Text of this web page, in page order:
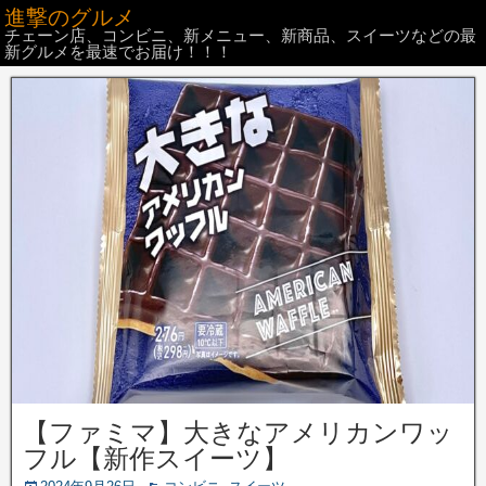
進撃のグルメ
チェーン店、コンビニ、新メニュー、新商品、スイーツなどの最
新グルメを最速でお届け！！！
【ファミマ】大きなアメリカンワッ
フル【新作スイーツ】